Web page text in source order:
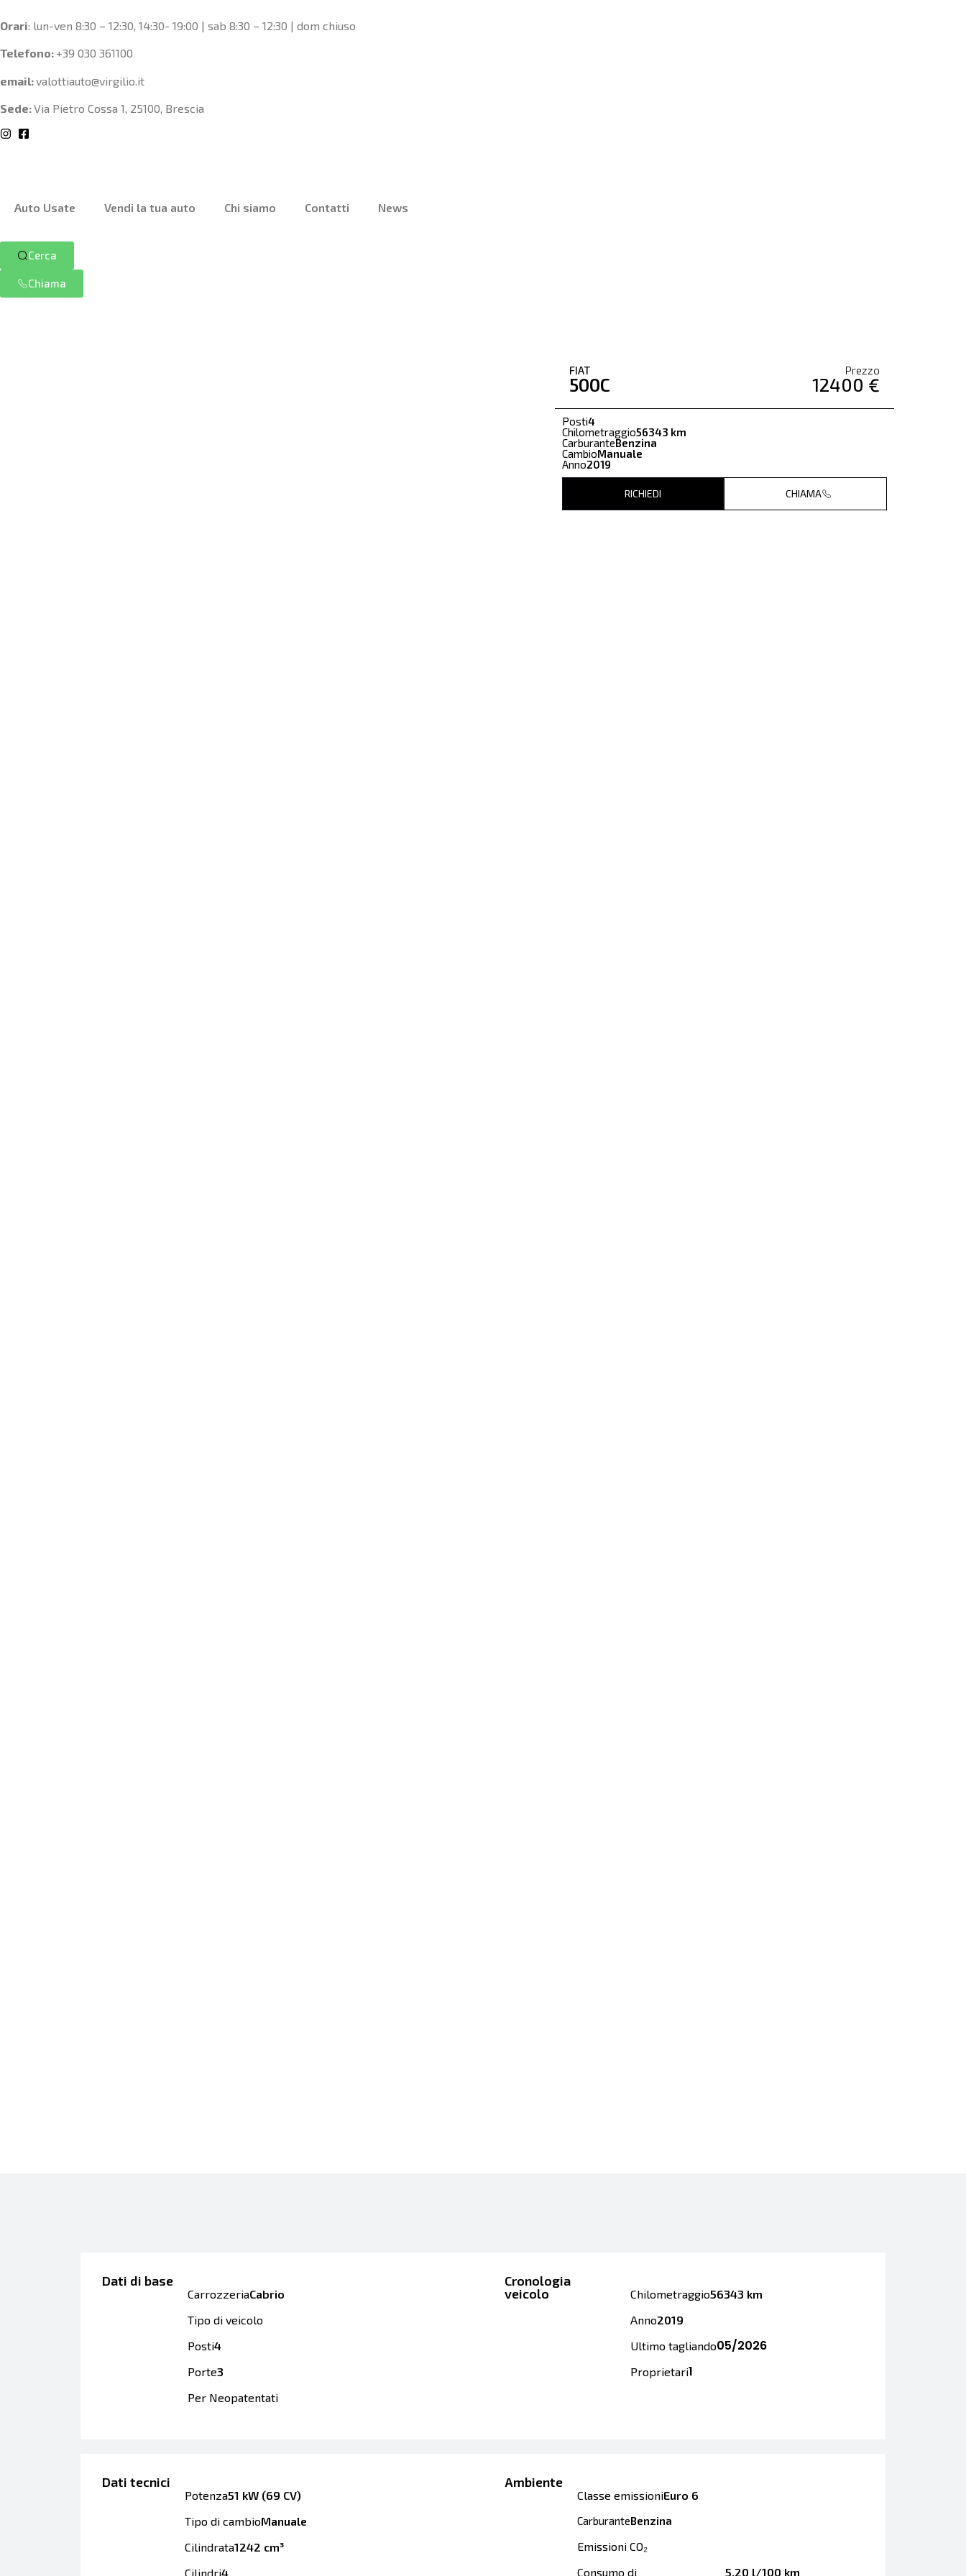
Orari: lun-ven 8:30 – 12:30, 14:30- 19:00 | sab 8:30 – 12:30 | dom chiuso
Telefono:+39 030 361100
email:valottiauto@virgilio.it
Sede:Via Pietro Cossa 1, 25100, Brescia
Auto Usate Vendi la tua auto Chi siamo Contatti News
Cerca
Chiama
FIAT
500C
Prezzo
12400 €
Posti4
Chilometraggio56343 km
CarburanteBenzina
CambioManuale
Anno2019
RICHIEDI CHIAMA
Dati di base
CarrozzeriaCabrio
Tipo di veicolo
Posti4
Porte3
Per Neopatentati
Cronologia
veicolo
Chilometraggio56343 km
Anno2019
Ultimo tagliando05/2026
Proprietari1
Dati tecnici
Potenza51 kW (69 CV)
Tipo di cambioManuale
Cilindrata1242 cm³
Cilindri4
Ambiente
Classe emissioniEuro 6
CarburanteBenzina
Emissioni CO₂
Consumo di
5,20 l/100 km